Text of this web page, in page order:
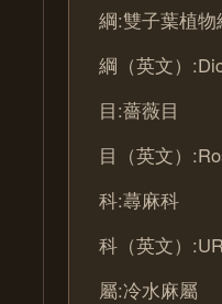
綱:雙子葉植物
綱（英文）
目:薔薇目
目（英文）
科:蕁麻科
科（英文）
屬:冷水麻屬